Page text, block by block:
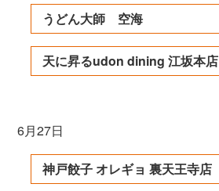
うどん大師 空海
天に昇るudon dining 江坂本店
6月27日
神戸餃子 オレギョ 裏天王寺店